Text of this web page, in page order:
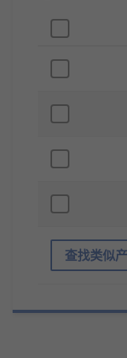
查找类似